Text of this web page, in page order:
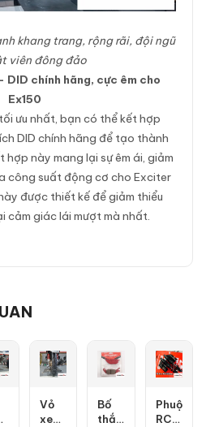
khang trang, rộng rãi, đội ngũ
viên đông đảo
DID chính hãng, cực êm cho
Ex150
ưu nhất, bạn có thể kết hợp
DID chính hãng để tạo thành
này mang lại sự êm ái, giảm
công suất động cơ cho Exciter
được thiết kế để giảm thiểu
cảm giác lái mượt mà nhất.
Vỏ
xe
Bố
thắng
Phuộc
RCB